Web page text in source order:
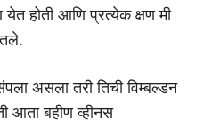
होती आणि प्रत्येक क्षण मी
असला तरी तिची विम्बल्डन
आता बहीण व्हीनस